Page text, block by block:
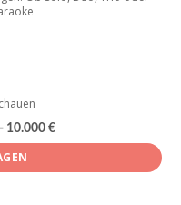
10.000 €